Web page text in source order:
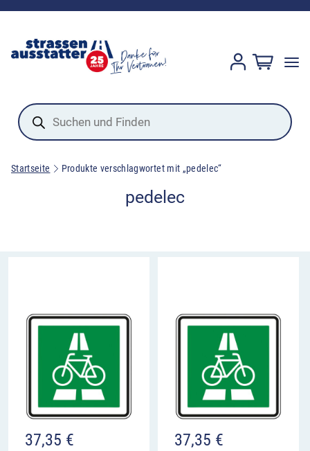
Products
search
Startseite Produkte verschlagwortet mit „pedelec“
pedelec
37,35 € 37,35 €